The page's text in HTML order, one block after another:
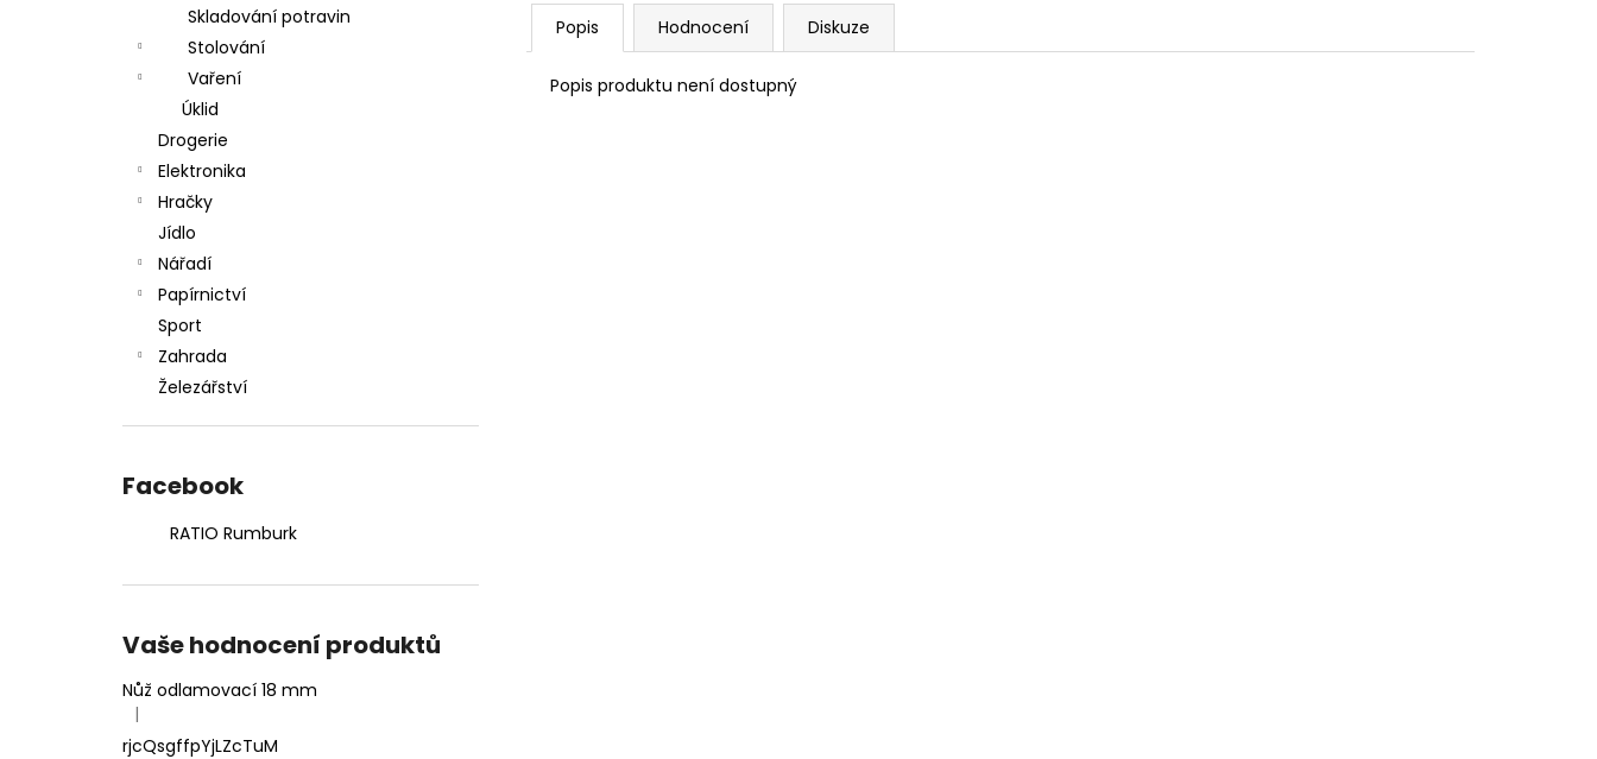
Skladování potravin
Stolování
Vaření
Úklid
Drogerie
Elektronika
Hračky
Jídlo
Nářadí
Papírnictví
Sport
Zahrada
Železářství
Facebook
RATIO Rumburk
Vaše hodnocení produktů
Nůž odlamovací 18 mm
Hodnocení produktu je 4 z 5 hvězdiček.
|
rjcQsgffpYjLZcTuM
Popis Hodnocení Diskuze
Popis produktu není dostupný